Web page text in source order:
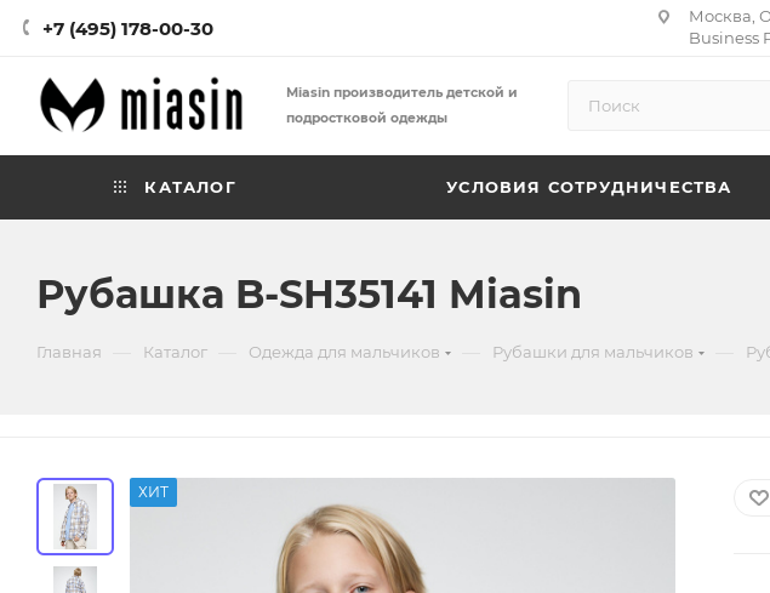
+7 (495) 178-00-30
Москва,
Business
Miasin производитель детской и
подростковой одежды
КАТАЛОГ УСЛОВИЯ СОТРУДНИЧЕСТВА
Рубашка B-SH35141 Miasin
Главная Каталог Одежда для мальчиков Рубашки для мальчиков
ХИТ